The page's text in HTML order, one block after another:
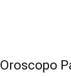
Oroscopo